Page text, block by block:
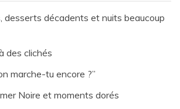
desserts décadents et nuits beaucoup
des clichés
marche-tu encore ?”
Noire et moments dorés